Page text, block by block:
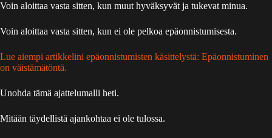
Voin aloittaa vasta sitten, kun muut hyväksyvät ja tukevat minua.
Voin aloittaa vasta sitten, kun ei ole pelkoa epäonnistumisesta.
Lue aiempi artikkelini epäonnistumisten käsittelystä: Epäonnistuminen
on väistämätöntä.
Unohda tämä ajattelumalli heti.
Mitään täydellistä ajankohtaa ei ole tulossa.